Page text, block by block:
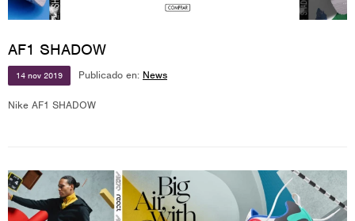
AF1 SHADOW
14 nov 2019 Publicado en: News
Nike AF1 SHADOW